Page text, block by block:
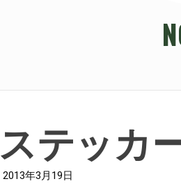
テッカ
2013年3月19日